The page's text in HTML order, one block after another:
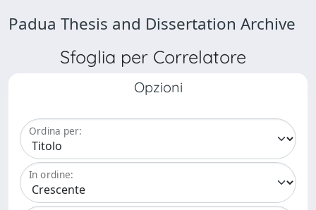
Padua Thesis and Dissertation Archive
Sfoglia per Correlatore
Opzioni
Ordina per:
In ordine: